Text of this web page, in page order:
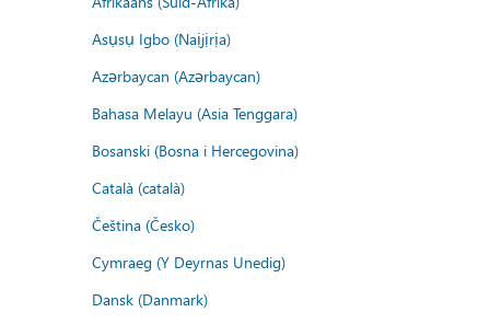
Asụsụ Igbo (Naịjịrịa)
Azərbaycan (Azərbaycan)
Bahasa Melayu (Asia Tenggara)
Bosanski (Bosna i Hercegovina)
Català (català)
Čeština (Česko)
Cymraeg (Y Deyrnas Unedig)
Dansk (Danmark)